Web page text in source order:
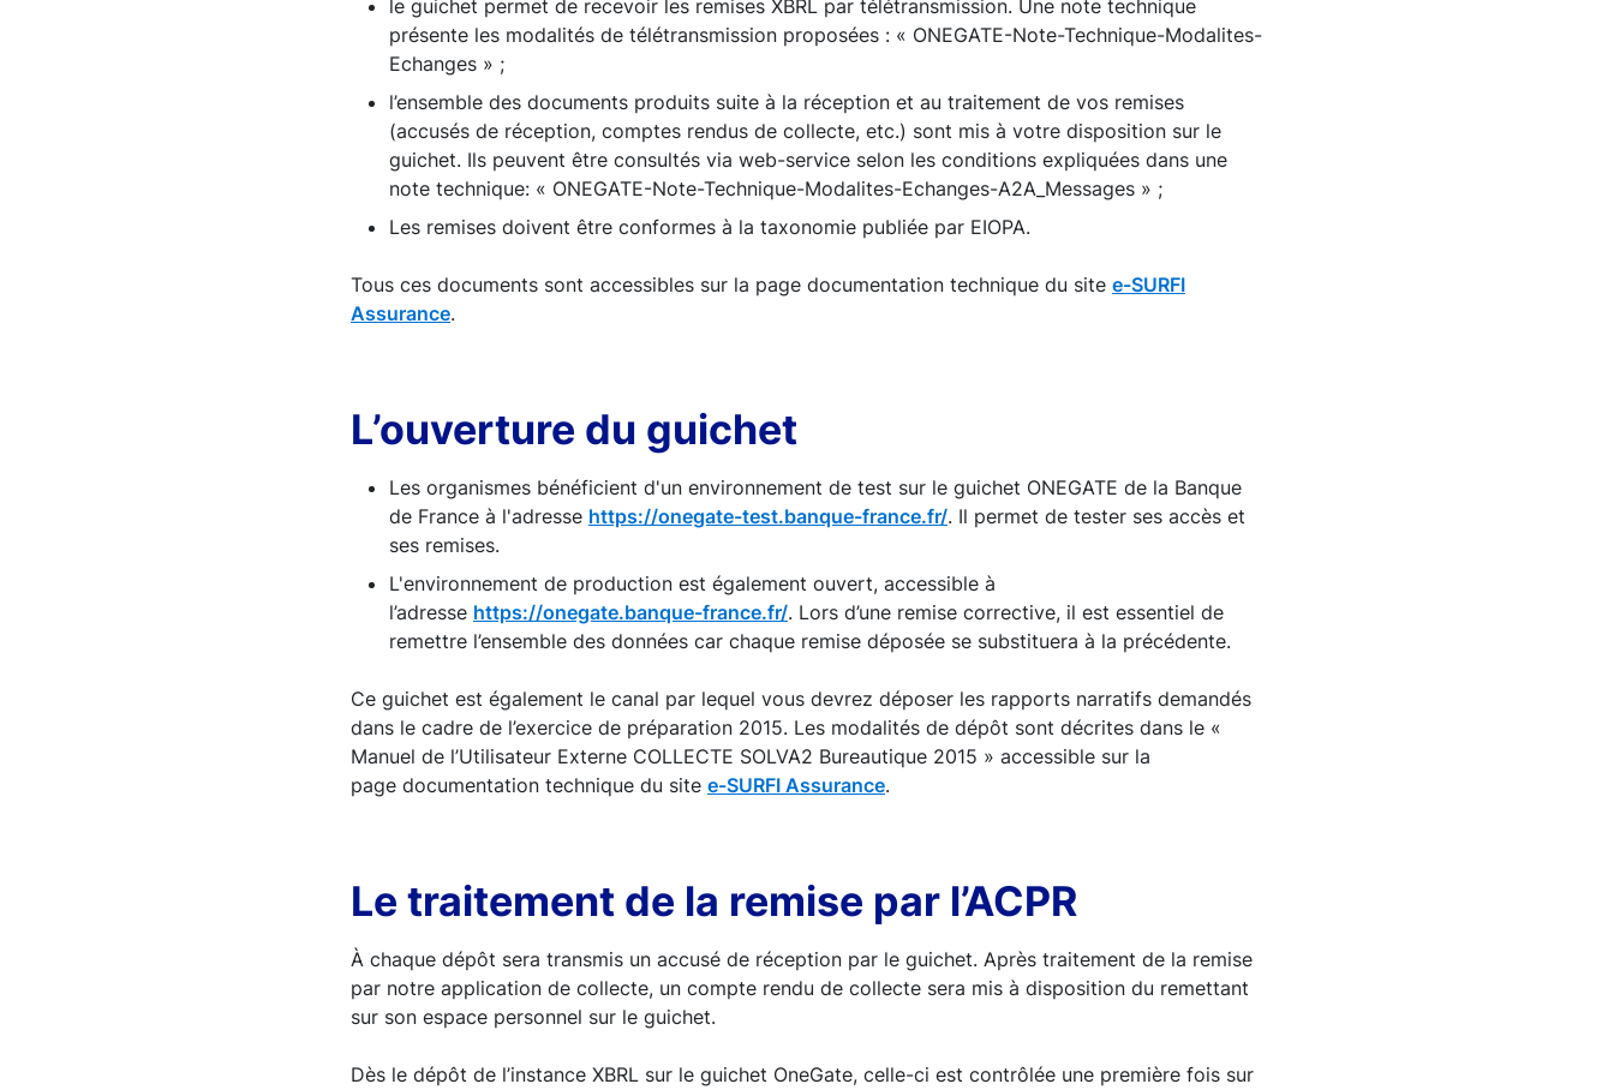
le guichet permet de recevoir les remises XBRL par télétransmission. Une note technique
présente les modalités de télétransmission proposées : « ONEGATE-Note-Technique-Modalites-
Echanges » ;
l’ensemble des documents produits suite à la réception et au traitement de vos remises
(accusés de réception, comptes rendus de collecte, etc.) sont mis à votre disposition sur le
guichet. Ils peuvent être consultés via web-service selon les conditions expliquées dans une
note technique: « ONEGATE-Note-Technique-Modalites-Echanges-A2A_Messages » ;
Les remises doivent être conformes à la taxonomie publiée par EIOPA.
Tous ces documents sont accessibles sur la page documentation technique du site e-SURFI
Assurance.
L’ouverture du guichet
Les organismes bénéficient d'un environnement de test sur le guichet ONEGATE de la Banque
de France à l'adresse https://onegate-test.banque-france.fr/. Il permet de tester ses accès et
ses remises.
L'environnement de production est également ouvert, accessible à
l’adresse https://onegate.banque-france.fr/. Lors d’une remise corrective, il est essentiel de
remettre l’ensemble des données car chaque remise déposée se substituera à la précédente.
Ce guichet est également le canal par lequel vous devrez déposer les rapports narratifs demandés
dans le cadre de l’exercice de préparation 2015. Les modalités de dépôt sont décrites dans le «
Manuel de l’Utilisateur Externe COLLECTE SOLVA2 Bureautique 2015 » accessible sur la
page documentation technique du site e-SURFI Assurance.
Le traitement de la remise par l’ACPR
À chaque dépôt sera transmis un accusé de réception par le guichet. Après traitement de la remise
par notre application de collecte, un compte rendu de collecte sera mis à disposition du remettant
sur son espace personnel sur le guichet.
Dès le dépôt de l’instance XBRL sur le guichet OneGate, celle-ci est contrôlée une première fois sur